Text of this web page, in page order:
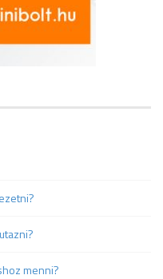
menni?